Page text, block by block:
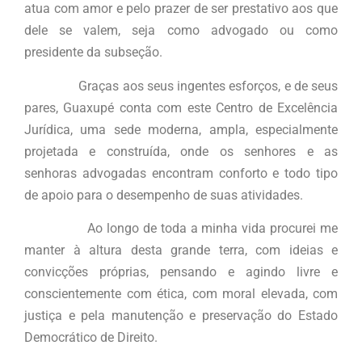
atua com amor e pelo prazer de ser prestativo aos que
dele se valem, seja como advogado ou como
presidente da subseção.
Graças aos seus ingentes esforços, e de seus
pares, Guaxupé conta com este Centro de Excelência
Jurídica, uma sede moderna, ampla, especialmente
projetada e construída, onde os senhores e as
senhoras advogadas encontram conforto e todo tipo
de apoio para o desempenho de suas atividades.
Ao longo de toda a minha vida procurei me
manter à altura desta grande terra, com ideias e
convicções próprias, pensando e agindo livre e
conscientemente com ética, com moral elevada, com
justiça e pela manutenção e preservação do Estado
Democrático de Direito.